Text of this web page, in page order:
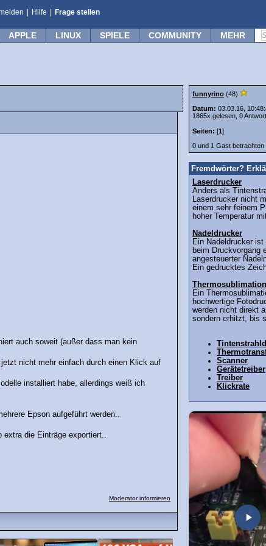
Hilfe Frage stellen
APPLE LINUX SPIELE COMMUNITY MEHR
auch soweit (außer dass man kein
nicht mehr einfach durch einen Klick auf
installiert habe, allerdings weiß ich
Epson aufgeführt werden..
die Einträge exportiert..
Moderator informieren
funnyrino (48)
Datum: 03.03.16,
1865x gelesen, 0
Seiten: [1]
0 und 1 Gast betrachten
Fremdwörter?
Laserdrucker
Anders als
Laserdrucker nicht
einem sehr feinem
hoher Temperatur
Nadeldrucker
Ein Nadeldrucker
beim Druckvorgang
angesteuerter
Ein gedrucktes
Ein
hochwertige
werden nicht direkt
sondern erhitzt, bis
Scanner
Gerätetreiber
Treiber
Klickrate